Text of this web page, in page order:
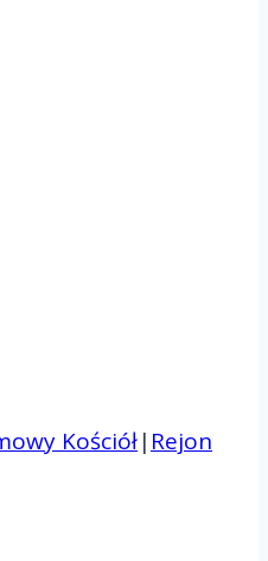
Kościół| Rejon